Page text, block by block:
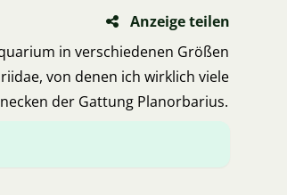
Anzeige teilen
in verschiedenen Größen
von denen ich wirklich viele
der Gattung Planorbarius.